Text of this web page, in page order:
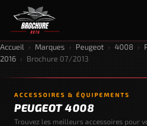
Accueil › Marques › Peugeot › 4008 ›
2016 › Brochure 07/2013
ACCESSOIRES & ÉQUIPEMENTS
PEUGEOT 4008
Trouvez les meilleurs accessoires pour